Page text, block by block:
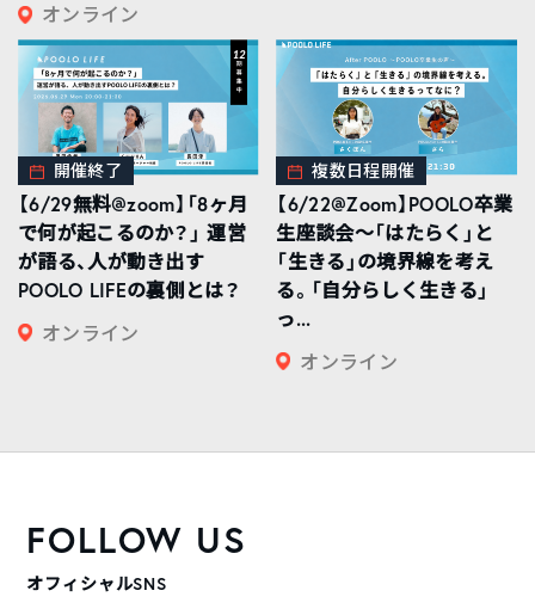
オンライン
開催終了
【6/29無料@zoom】「8ヶ月
で何が起こるのか？」 運営
が語る、人が動き出す
POOLO LIFEの裏側とは？
オンライン
複数日程開催
【6/22@Zoom】POOLO卒業
生座談会〜「はたらく」と
「生きる」の境界線を考え
る。「自分らしく生きる」
っ...
オンライン
FOLLOW US
オフィシャルSNS